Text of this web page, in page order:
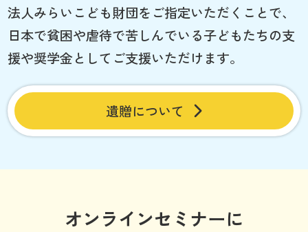
法人みらいこども財団をご指定いただくことで、
日本で貧困や虐待で苦しんでいる子どもたちの支
援や奨学金としてご支援いただけます。
遺贈について
オンラインセミナーに